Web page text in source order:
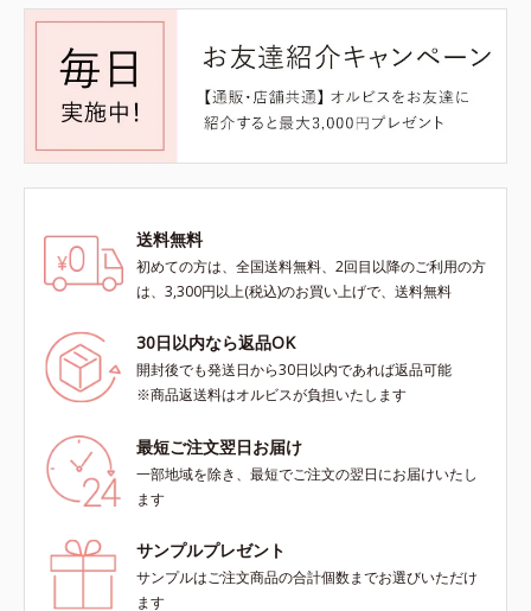
送料無料
初めての方は、全国送料無料、2回目以降のご利用の方
は、3,300円以上(税込)のお買い上げで、送料無料
30日以内なら返品OK
開封後でも発送日から30日以内であれば返品可能
※商品返送料はオルビスが負担いたします
最短ご注文翌日お届け
一部地域を除き、最短でご注文の翌日にお届けいたし
ます
サンプルプレゼント
サンプルはご注文商品の合計個数までお選びいただけ
ます